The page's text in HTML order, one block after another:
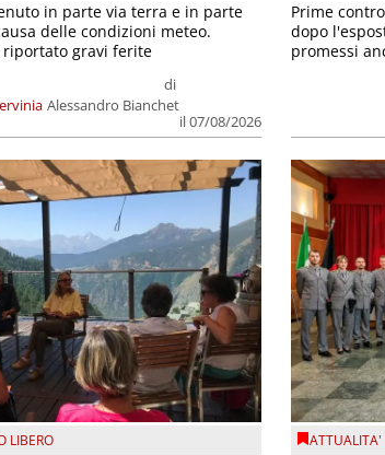
di
Alessandro Bianchet
il 07/08/2026
in parte via terra e in parte
delle condizioni meteo.
gravi ferite
Prime
dopo
promessi
LIBERO ATTUALITA'